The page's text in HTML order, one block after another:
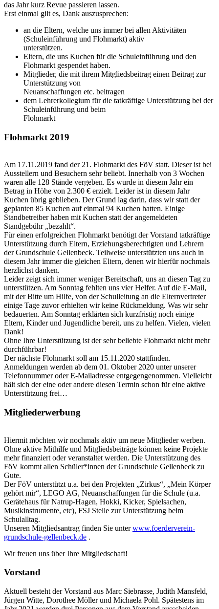
das Jahr kurz Revue passieren lassen.
Erst einmal gilt es, Dank auszusprechen:
an die Eltern, welche uns immer bei allen Aktivitäten
(Schuleinführung und Flohmarkt) aktiv
unterstützen.
Eltern, die uns Kuchen für die Schuleinführung und den
Flohmarkt gespendet haben.
Mitglieder, die mit ihrem Mitgliedsbeitrag einen Beitrag zur
Unterstützung von
Neuanschaffungen etc. beitragen
dem Lehrerkollegium für die tatkräftige Unterstützung bei der
Schuleinführung und beim
Flohmarkt
Flohmarkt 2019
Am 17.11.2019 fand der 21. Flohmarkt des FöV statt. Dieser ist bei
Ausstellern und Besuchern sehr beliebt. Innerhalb von 3 Wochen
waren alle 128 Stände vergeben. Es wurde in diesem Jahr ein
Betrag in Höhe von 2.300 € erzielt. Leider ist in diesem Jahr
Kuchen übrig geblieben. Der Grund lag darin, dass wir statt der
geplanten 85 Kuchen auf einmal 94 Kuchen hatten. Einige
Standbetreiber haben mit Kuchen statt der angemeldeten
Standgebühr „bezahlt“.
Für einen erfolgreichen Flohmarkt benötigt der Vorstand tatkräftige
Unterstützung durch Eltern, Erziehungsberechtigten und Lehrern
der Grundschule Gellenbeck. Teilweise unterstützten uns auch in
diesem Jahr immer die gleichen Eltern, denen wir hierfür nochmals
herzlichst danken.
Leider zeigt sich immer weniger Bereitschaft, uns an diesen Tag zu
unterstützen. Am Sonntag fehlten uns vier Helfer. Auf die E-Mail,
mit der Bitte um Hilfe, von der Schulleitung an die Elternvertreter
einige Tage zuvor erhielten wir keine Rückmeldung. Was wir sehr
bedauerten. Am Sonntag erklärten sich kurzfristig noch einige
Eltern, Kinder und Jugendliche bereit, uns zu helfen. Vielen, vielen
Dank!
Ohne Ihre Unterstützung ist der sehr beliebte Flohmarkt nicht mehr
durchführbar!
Der nächste Flohmarkt soll am 15.11.2020 stattfinden.
Anmeldungen werden ab dem 01. Oktober 2020 unter unserer
Telefonnummer oder E-Mailadresse entgegengenommen. Vielleicht
hält sich der eine oder andere diesen Termin schon für eine aktive
Unterstützung frei…
Mitgliederwerbung
Hiermit möchten wir nochmals aktiv um neue Mitglieder werben.
Ohne aktive Mithilfe und Mitgliedsbeiträge können keine Projekte
mehr finanziert oder veranstaltet werden. Die Unterstützung des
FöV kommt allen Schüler*innen der Grundschule Gellenbeck zu
Gute.
Der FöV unterstützt u.a. bei den Projekten „Zirkus“, „Mein Körper
gehört mir“, LEGO AG, Neuanschaffungen für die Schule (u.a.
Gerätehaus für Natrup-Hagen, Hokki, Kicker, Spielsachen,
Musikinstrumente, etc), FSJ Stelle zur Unterstützung beim
Schulalltag.
Unseren Mitgliedsantrag finden Sie unterwww.foerderverein-
grundschule-gellenbeck.de .
Wir freuen uns über Ihre Mitgliedschaft!
Vorstand
Aktuell besteht der Vorstand aus Marc Siebrasse, Judith Mansfeld,
Jürgen Witte, Dorothee Möller und Michaela Pohl. Spätestens im